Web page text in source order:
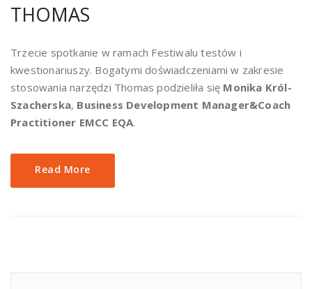
THOMAS
Trzecie spotkanie w ramach Festiwalu testów i
kwestionariuszy. Bogatymi doświadczeniami w zakresie
stosowania narzędzi Thomas podzieliła się Monika Król-
Szacherska, Business Development Manager&Coach
Practitioner EMCC EQA.
Read More